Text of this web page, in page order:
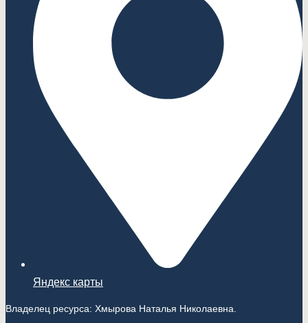
Яндекс карты
Владелец ресурса: Хмырова Наталья Николаевна.